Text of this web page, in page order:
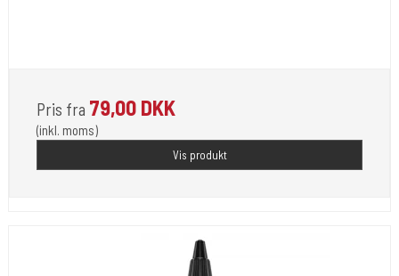
Pris fra 79,00 DKK
(inkl. moms)
Vis produkt